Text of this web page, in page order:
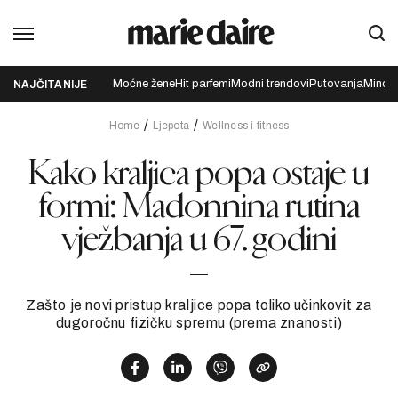
NAJČITANIJE Moćne ženeHit parfemi Modni trendovi Putovanja
Home Ljepota Wellness i fitness
Kako kraljica popa ostaje u
formi: Madonnina rutina
vježbanja u 67. godini
Zašto je novi pristup kraljice popa toliko učinkovit za
dugoročnu fizičku spremu (prema znanosti)